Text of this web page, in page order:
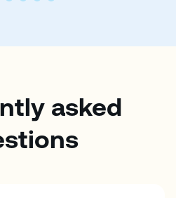
asked